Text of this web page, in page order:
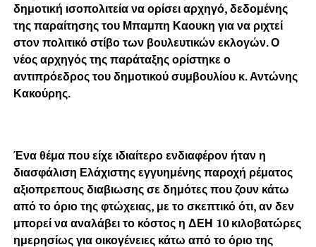
δημοτική ισοπολιτεία να ορίσει αρχηγό, δεδομένης
της παραίτησης του Μπαμπη Καουκη για να ριχτεί
στον πολιτικό στίβο των βουλευτικών εκλογών. Ο
νέος αρχηγός της παράταξης ορίστηκε ο
αντιπρόεδρος του δημοτικού συμβουλίου κ. Αντώνης
Κακούρης.
Ένα θέμα που είχε ιδιαίτερο ενδιαφέρον ήταν η
διασφάλιση Ελάχιστης εγγυημένης παροχή ρέματος
αξιοπρεπους διαβιωσης σε δημότες που ζουν κάτω
από το όριο της φτώχειας, με το σκεπτικό ότι, αν δεν
μπορεί να αναλάβει το κόστος η ΔΕΗ 10 κιλοβατώρες
ημερησίως για οικογένειες κάτω από το όριο της